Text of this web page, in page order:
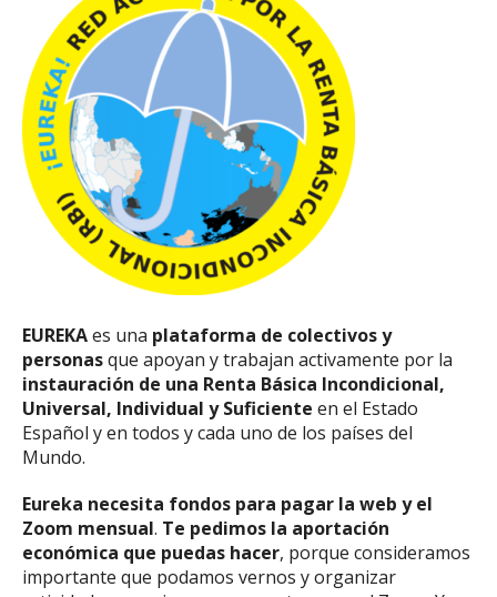
EUREKAes una plataforma de colectivos y
personasque apoyan y trabajan activamente por la
instauración de una Renta Básica Incondicional,
Universal, Individual y Suficiente en el Estado
Español y en todos y cada uno de los países del
Mundo.
Eureka necesita fondos para pagar la web y el
Zoom mensual. Te pedimos la aportación
económica que puedas hacer, porque consideramos
importante que podamos vernos y organizar